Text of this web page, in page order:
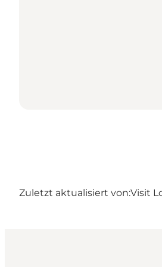
Zuletzt aktualisiert von:Visit